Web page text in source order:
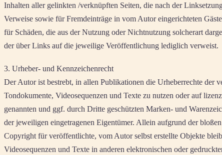
Inhalten aller gelinkten /verknüpften Seiten, die nach der
Verweise sowie für Fremdeinträge in vom Autor eingerichteten
für Schäden, die aus der Nutzung oder Nichtnutzung solcherart
der über Links auf die jeweilige Veröffentlichung lediglich verweist.
3. Urheber- und Kennzeichenrecht
Der Autor ist bestrebt, in allen Publikationen die Urheberrechte der
Tondokumente, Videosequenzen und Texte zu nutzen oder auf
genannten und ggf. durch Dritte geschützten Marken- und
der jeweiligen eingetragenen Eigentümer. Allein aufgrund der
Copyright für veröffentlichte, vom Autor selbst erstellte Objekte
Videosequenzen und Texte in anderen elektronischen oder